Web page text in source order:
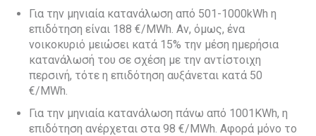
Για την μηνιαία κατανάλωση από 501-1000kWh η
επιδότηση είναι 188 €/MWh. Αν, όμως, ένα
νοικοκυριό μειώσει κατά 15% την μέση ημερήσια
κατανάλωσή του σε σχέση με την αντίστοιχη
περσινή, τότε η επιδότηση αυξάνεται κατά 50
€/MWh.
Για την μηνιαία κατανάλωση πάνω από 1001KWh, η
επιδότηση ανέρχεται στα 98 €/MWh. Αφορά μόνο το